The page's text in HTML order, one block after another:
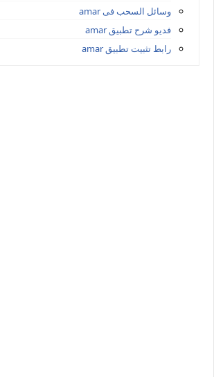
وسائل السحب فى amar
فديو شرح تطبيق amar
رابط تثبيت تطبيق amar